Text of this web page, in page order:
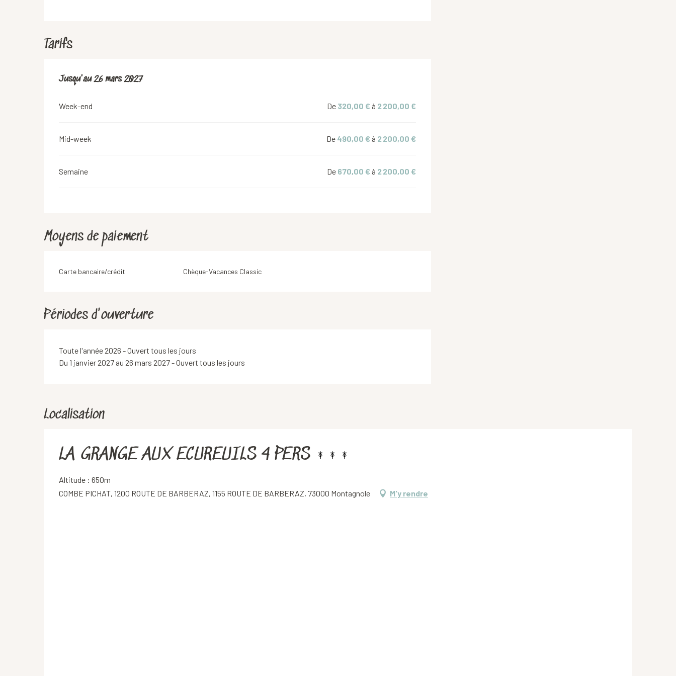
Tarifs
Du28 mars 2026au26 mars 2027
Jusqu'au26 mars 2027
Week-end De 320,00 € à 2 200,00 €
Mid-week De 490,00 € à 2 200,00 €
Semaine De 670,00 € à 2 200,00 €
Moyens de paiement
Carte bancaire/crédit Chèque-Vacances Classic
Périodes d'ouverture
Toute l'année 2026 - Ouvert tous les jours
Du 1 janvier 2027 au 26 mars 2027 - Ouvert tous les jours
Localisation
LA GRANGE AUX ECUREUILS 4 PERS
Altitude : 650m
COMBE PICHAT, 1200 ROUTE DE BARBERAZ, 1155 ROUTE DE BARBERAZ, 73000 Montagnole
M'y rendre